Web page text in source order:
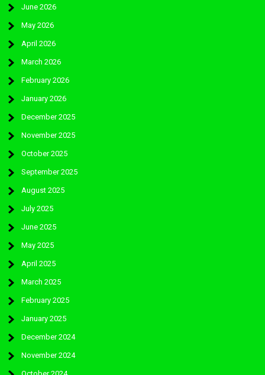
June 2026
May 2026
April 2026
March 2026
February 2026
January 2026
December 2025
November 2025
October 2025
September 2025
August 2025
July 2025
June 2025
May 2025
April 2025
March 2025
February 2025
January 2025
December 2024
November 2024